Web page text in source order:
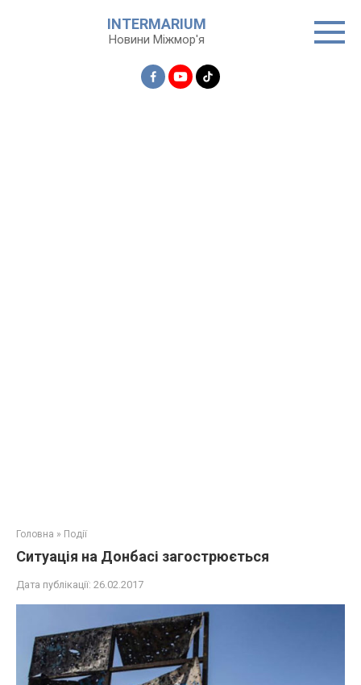
INTERMARIUM
Новини Міжмор'я
Головна » Події
Ситуація на Донбасі загострюється
Дата публікації: 26.02.2017